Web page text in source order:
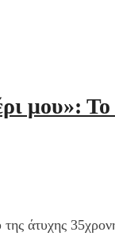
μου»:
άτυχης